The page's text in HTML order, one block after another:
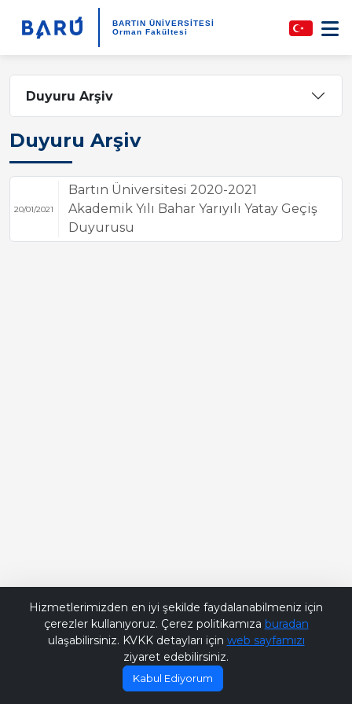
BARTIN ÜNİVERSİTESİ
Orman Fakültesi
Duyuru Arşiv
Duyuru Arşiv
20/01/2021
Bartın Üniversitesi 2020-2021
Akademik Yılı Bahar Yarıyılı Yatay Geçiş
Duyurusu
Hizmetlerimizden en iyi şekilde faydalanabilmeniz için
çerezler kullanıyoruz. Çerez politikamıza buradan
ulaşabilirsiniz. KVKK detayları için web sayfamızı
ziyaret edebilirsiniz.
Kabul Ediyorum
Bana Soru Sor | Ask Me